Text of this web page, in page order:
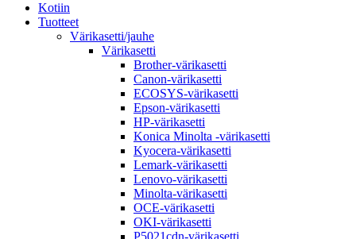
Kotiin
Tuotteet
Värikasetti/jauhe
Värikasetti
Brother-värikasetti
Canon-värikasetti
ECOSYS-värikasetti
Epson-värikasetti
HP-värikasetti
Konica Minolta -värikasetti
Kyocera-värikasetti
Lemark-värikasetti
Lenovo-värikasetti
Minolta-värikasetti
OCE-värikasetti
OKI-värikasetti
P5021cdn-värikasetti